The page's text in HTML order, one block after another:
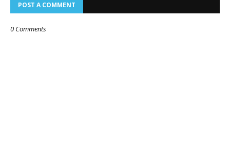
POST A COMMENT
0 Comments